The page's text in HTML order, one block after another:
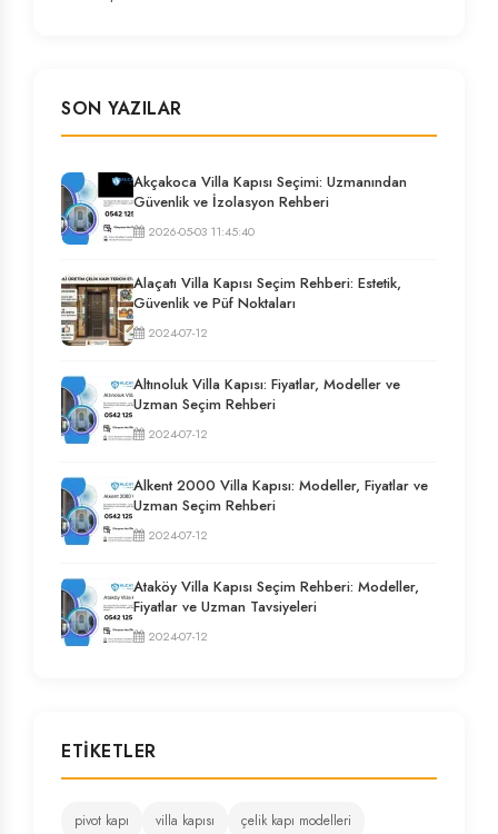
SON YAZILAR
Akçakoca Villa Kapısı Seçimi: Uzmanından
Güvenlik ve İzolasyon Rehberi
2026-05-03 11:45:40
Alaçatı Villa Kapısı Seçim Rehberi: Estetik,
Güvenlik ve Püf Noktaları
2024-07-12
Altınoluk Villa Kapısı: Fiyatlar, Modeller ve
Uzman Seçim Rehberi
2024-07-12
Alkent 2000 Villa Kapısı: Modeller, Fiyatlar ve
Uzman Seçim Rehberi
2024-07-12
Ataköy Villa Kapısı Seçim Rehberi: Modeller,
Fiyatlar ve Uzman Tavsiyeleri
2024-07-12
ETIKETLER
pivot kapı villa kapısı
çelik kapı modelleri